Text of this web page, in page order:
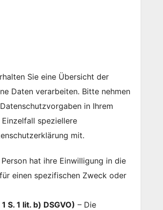
Sie eine Übersicht der
Daten verarbeiten. Bitte nehmen
in Ihrem
speziellere
mit.
hat ihre Einwilligung in die
einen spezifischen Zweck oder
1 lit. b) DSGVO) – Die